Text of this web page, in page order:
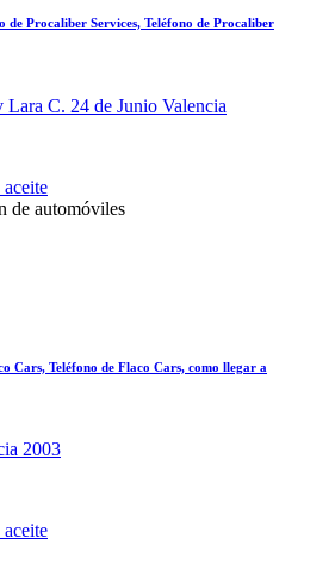
de Procaliber Services, Teléfono de Procaliber
Lara C. 24 de Junio Valencia
de automóviles
Cars, Teléfono de Flaco Cars, como llegar a
2003